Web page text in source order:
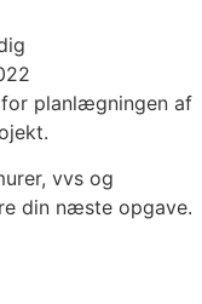
planlægningen af
vvs og
din næste opgave.